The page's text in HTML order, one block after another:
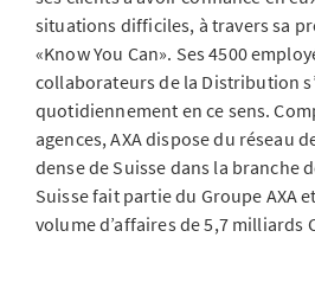
situations difficiles, à travers sa
«Know You Can». Ses 4500
collaborateurs de la Distribution
quotidiennement en ce sens.
agences, AXA dispose du réseau
dense de Suisse dans la branche
Suisse fait partie du Groupe AXA
volume d’affaires de 5,7 milliards